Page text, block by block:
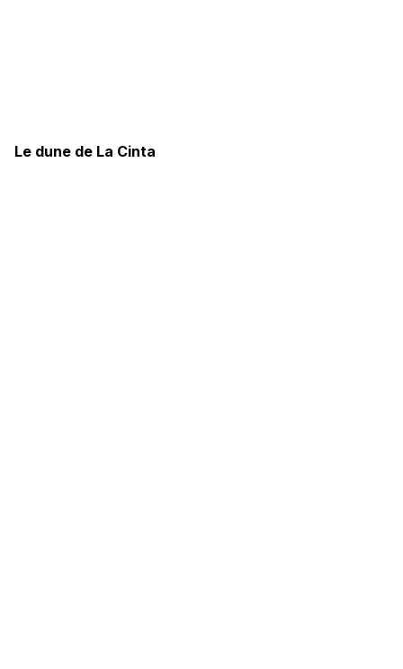
Le dune de La Cinta